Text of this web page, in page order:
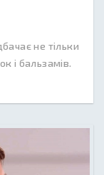
не тільки
і бальзамів.